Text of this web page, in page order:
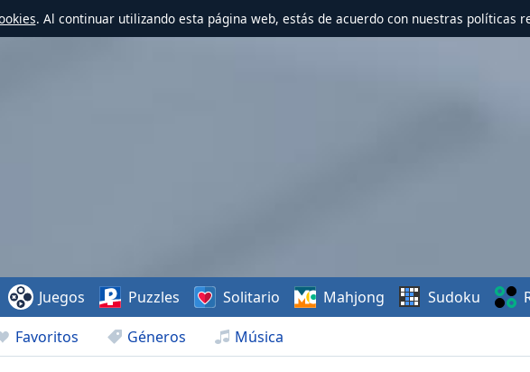
. Al continuar utilizando esta página web, estás de acuerdo con nuestras políticas
Favoritos Géneros Música
Juegos Puzzles Solitario Mahjong Sudoku